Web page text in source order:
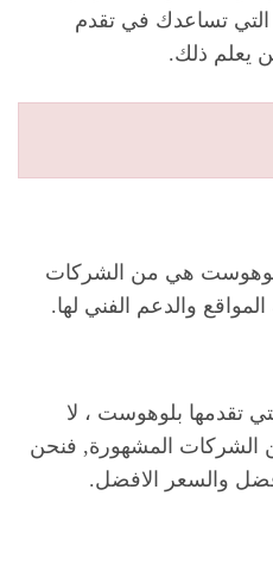
التي تساعدك في تقدم
يعلم ذلك.
هي من الشركات
والدعم الفني لها.
تقدمها بلوهوست ، لا
الشركات المشهورة, فنحن
والسعر الافضل.